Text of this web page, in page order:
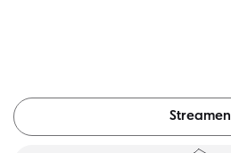
Streamen